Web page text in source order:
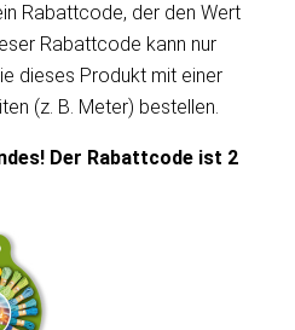
Rabattcode, der den Wert
Rabattcode kann nur
dieses Produkt mit einer
(z. B. Meter) bestellen.
Der Rabattcode ist 2